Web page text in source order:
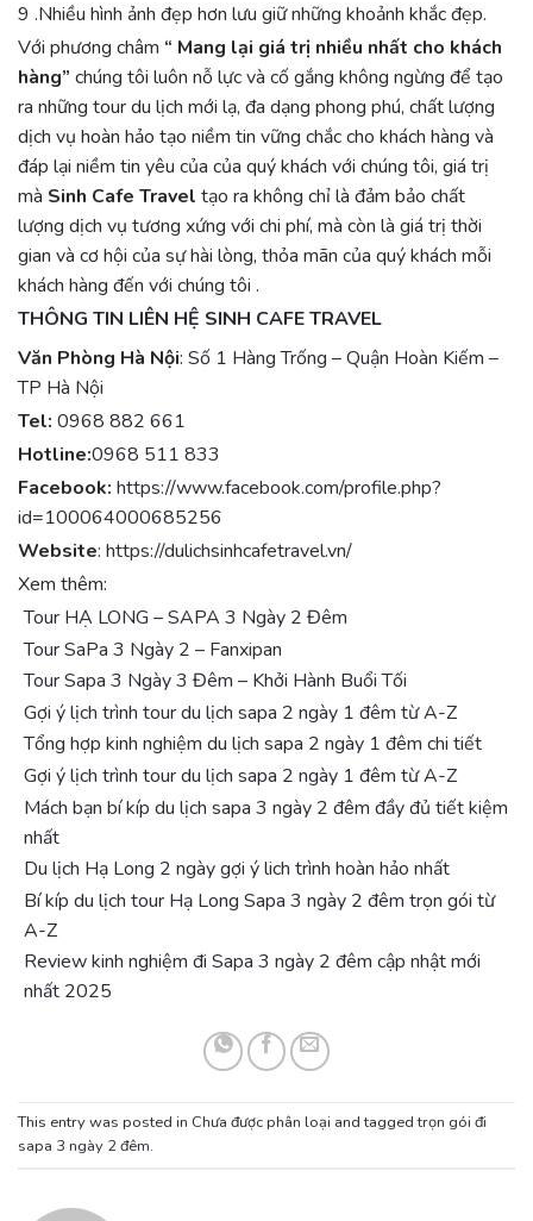
9 .Nhiều hình ảnh đẹp hơn lưu giữ những khoảnh khắc đẹp.
Với phương châm “ Mang lại giá trị nhiều nhất cho khách
hàng” chúng tôi luôn nỗ lực và cố gắng không ngừng để tạo
ra những tour du lịch mới lạ, đa dạng phong phú, chất lượng
dịch vụ hoàn hảo tạo niềm tin vững chắc cho khách hàng và
đáp lại niềm tin yêu của của quý khách với chúng tôi, giá trị
mà Sinh Cafe Travel tạo ra không chỉ là đảm bảo chất
lượng dịch vụ tương xứng với chi phí, mà còn là giá trị thời
gian và cơ hội của sự hài lòng, thỏa mãn của quý khách mỗi
khách hàng đến với chúng tôi .
THÔNG TIN LIÊN HỆ SINH CAFE TRAVEL
Văn Phòng Hà Nội: Số 1 Hàng Trống – Quận Hoàn Kiếm –
TP Hà Nội
Tel: 0968 882 661
Hotline:0968 511 833
Facebook: https://www.facebook.com/profile.php?
id=100064000685256
Website: https://dulichsinhcafetravel.vn/
Xem thêm:
Tour HẠ LONG – SAPA 3 Ngày 2 Đêm
Tour SaPa 3 Ngày 2 – Fanxipan
Tour Sapa 3 Ngày 3 Đêm – Khởi Hành Buổi Tối
Gợi ý lịch trình tour du lịch sapa 2 ngày 1 đêm từ A-Z
Tổng hợp kinh nghiệm du lịch sapa 2 ngày 1 đêm chi tiết
Gợi ý lịch trình tour du lịch sapa 2 ngày 1 đêm từ A-Z
Mách bạn bí kíp du lịch sapa 3 ngày 2 đêm đầy đủ tiết kiệm
nhất
Du lịch Hạ Long 2 ngày gợi ý lich trình hoàn hảo nhất
Bí kíp du lịch tour Hạ Long Sapa 3 ngày 2 đêm trọn gói từ
A-Z
Review kinh nghiệm đi Sapa 3 ngày 2 đêm cập nhật mới
nhất 2025
This entry was posted in Chưa được phân loại and taggedtrọn gói đi
sapa 3 ngày 2 đêm.